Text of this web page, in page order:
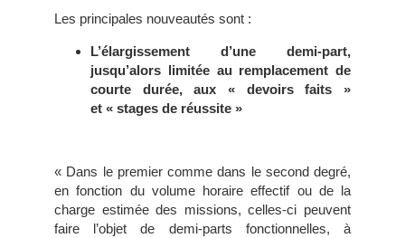
Les principales nouveautés sont :
L’élargissement d’une demi-part,
jusqu’alors limitée au remplacement de
courte durée, aux « devoirs faits »
et « stages de réussite »
« Dans le premier comme dans le second degré,
en fonction du volume horaire effectif ou de la
charge estimée des missions, celles-ci peuvent
faire l’objet de demi-parts fonctionnelles, à